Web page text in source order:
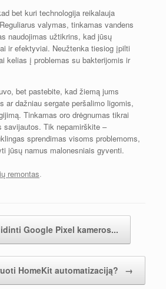
bet kuri technologija reikalauja
valymas, tinkamas vandens
naudojimas užtikrins, kad jūsų
ir efektyviai. Neužtenka tiesiog įpilti
kelias į problemas su bakterijomis ir
bet pastebite, kad žiemą jums
ar dažniau sergate peršalimo ligomis,
Tinkamas oro drėgnumas tikrai
savijautos. Tik nepamirškite –
sprendimas visoms problemoms,
jūsų namus malonesniais gyventi.
remontas.
Google Pixel kameros...
HomeKit automatizaciją? →